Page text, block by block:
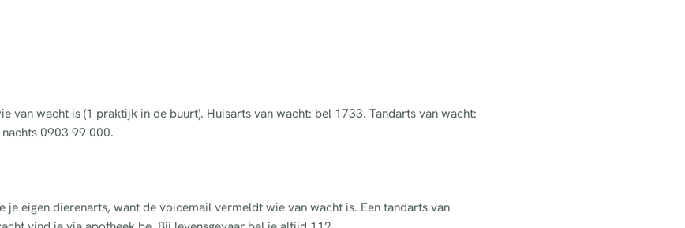
van wacht is (1 praktijk in de buurt). Huisarts van wacht: bel 1733. Tandarts van wacht:
0903 99 000.
eigen dierenarts, want de voicemail vermeldt wie van wacht is. Een tandarts van